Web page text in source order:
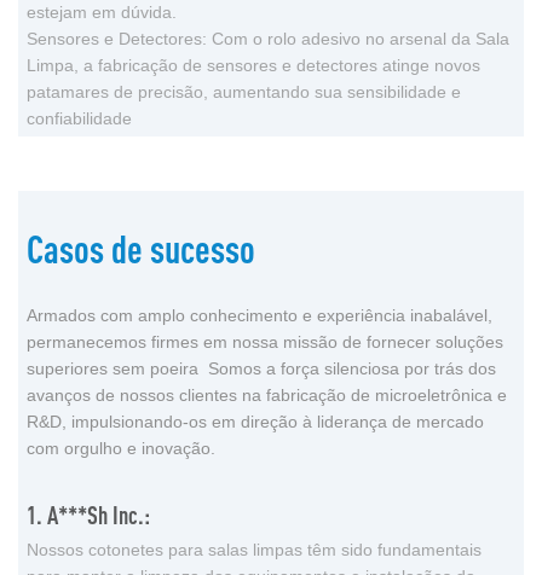
estejam em dúvida.
Sensores e Detectores: Com o rolo adesivo no arsenal da Sala
Limpa, a fabricação de sensores e detectores atinge novos
patamares de precisão, aumentando sua sensibilidade e
confiabilidade
Casos de sucesso
Armados com amplo conhecimento e experiência inabalável,
permanecemos firmes em nossa missão de fornecer soluções
superiores sem poeira Somos a força silenciosa por trás dos
avanços de nossos clientes na fabricação de microeletrônica e
R&D, impulsionando-os em direção à liderança de mercado
com orgulho e inovação.
1. A***sh Inc.:
Nossos cotonetes para salas limpas têm sido fundamentais